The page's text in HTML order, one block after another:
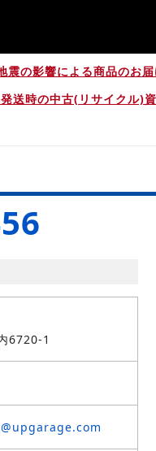
震の影響による商品のお
発送時の中古(リサイクル)
6720-1